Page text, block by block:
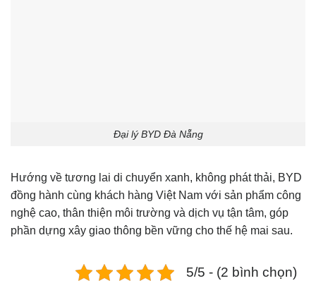
Đại lý BYD Đà Nẵng
Hướng về tương lai di chuyển xanh, không phát thải, BYD
đồng hành cùng khách hàng Việt Nam với sản phẩm công
nghệ cao, thân thiện môi trường và dịch vụ tận tâm, góp
phần dựng xây giao thông bền vững cho thế hệ mai sau.
5/5 - (2 bình chọn)